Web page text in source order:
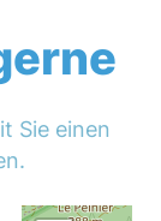
Sie einen